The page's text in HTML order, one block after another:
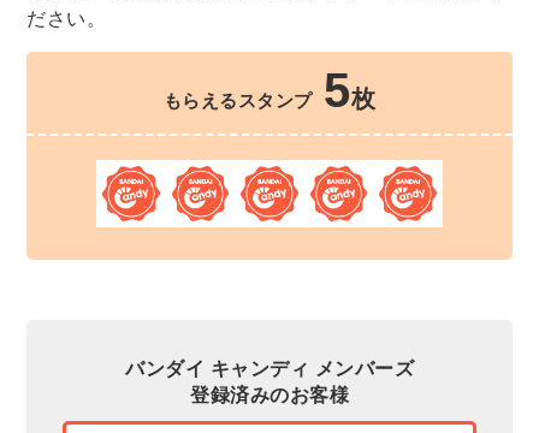
ださい。
もらえるスタンプ 5枚
バンダイ キャンディ メンバーズ
登録済みのお客様